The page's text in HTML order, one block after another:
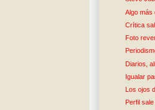
Algo más
Crítica
Foto
Diarios,
Igualar
Los ojos
Perfil